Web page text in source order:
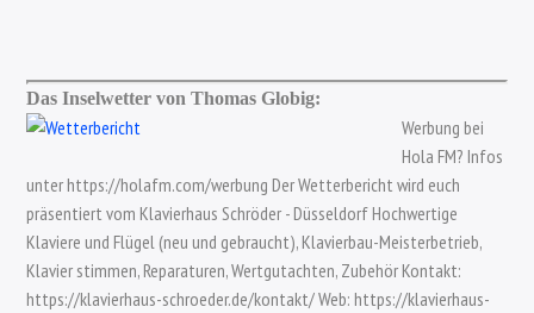
Das Inselwetter von Thomas Globig:
Werbung bei
Hola FM? Infos
unter https://holafm.com/werbung Der Wetterbericht wird euch
präsentiert vom Klavierhaus Schröder - Düsseldorf Hochwertige
Klaviere und Flügel (neu und gebraucht), Klavierbau-Meisterbetrieb,
Klavier stimmen, Reparaturen, Wertgutachten, Zubehör Kontakt:
https://klavierhaus-schroeder.de/kontakt/ Web: https://klavierhaus-